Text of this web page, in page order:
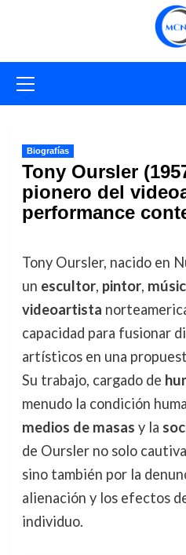
primario
Biografías
Tony Oursler
pionero del
performance
Tony Oursler, nacido en
un escultor, pintor,
videoartista
capacidad para fusionar
artísticos en una
Su trabajo, cargado de
menudo la condición
medios de masas y la
de Oursler no solo
sino también por la
alienación y los efectos
individuo.